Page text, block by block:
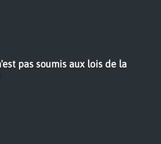
pas soumis aux lois de la